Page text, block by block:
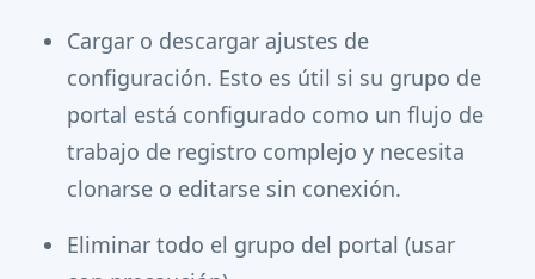
Cargar o descargar ajustes de
configuración. Esto es útil si su grupo de
portal está configurado como un flujo de
trabajo de registro complejo y necesita
clonarse o editarse sin conexión.
Eliminar todo el grupo del portal (usar